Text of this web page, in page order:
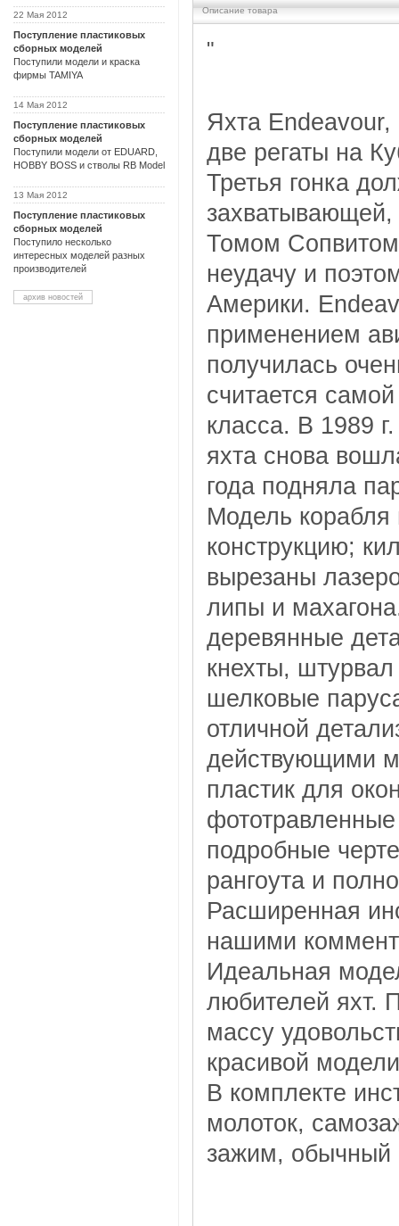
22 Мая 2012
Поступление пластиковых
сборных моделей
Поступили модели и краска
фирмы TAMIYA
14 Мая 2012
Поступление пластиковых
сборных моделей
Поступили модели от EDUARD,
HOBBY BOSS и стволы RB Model
13 Мая 2012
Поступление пластиковых
сборных моделей
Поступило несколько
интересных моделей разных
производителей
архив новостей
Описание товара
"
Яхта
две регаты на
Третья гонка
захватывающей,
Томом
неудачу и
Америки.
применением
получилась
считается
класса. В 1989
яхта снова
года подняла
Модель
конструкцию;
вырезаны
липы и
деревянные
кнехты,
шелковые
отличной
действующими
пластик для
подробные
рангоута и
Расширенная
нашими
Идеальная
любителей яхт.
массу
красивой
В комплекте
молоток,
зажим, обычный